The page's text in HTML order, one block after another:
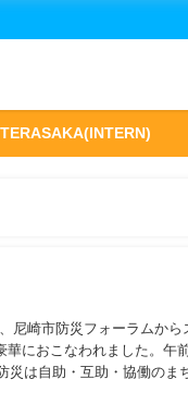
尼崎市防災フォーラムから
華におこなわれました。午
は自助・互助・協働のま